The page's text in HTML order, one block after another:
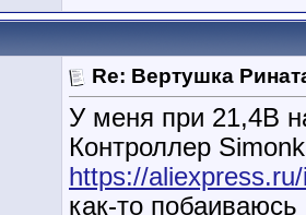
Re: Вертушка
У меня при 21,4В
Контроллер Simonk
https://
как-то побаиваюсь